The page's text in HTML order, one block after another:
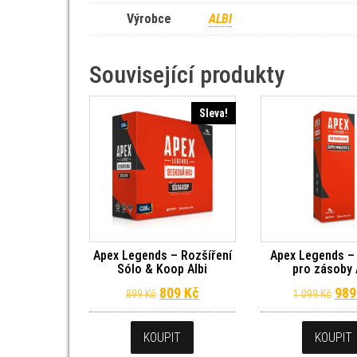
Výrobce ALBI
Související produkty
Sleva!
Apex Legends – Rozšíření
Sólo & Koop Albi
899Kč Původní cena byla: 899 Kč.
809 KčAktuální cena je: 809 Kč.
KOUPIT
Apex Legends
pro zásoby
1 099Kč 989
KOUPIT